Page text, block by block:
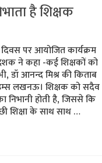
है शिक्षक
पर आयोजित कार्यक्रम
ने कहा -कई शिक्षकों को
डॉ आनन्‍द मिश्र की किताब
लखनऊ। शिक्षक को सदैव
निभानी होती है, जिससे कि
शिक्षा के साथ साथ …